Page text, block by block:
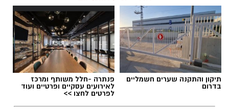
למה נאמר מלכתחילה?"
kolness1@gmail.com / 12:01 06.08.26
תיקון והתקנה שערים חשמליים
בדרום
פנתרה -חלל משותף ומרכז
לאירועים עסקיים ופרטיים ועוד
לפרטים לחצו >>